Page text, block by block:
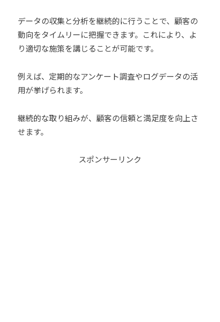
データの収集と分析を継続的に行うことで、顧客の
動向をタイムリーに把握できます。これにより、よ
り適切な施策を講じることが可能です。
例えば、定期的なアンケート調査やログデータの活
用が挙げられます。
継続的な取り組みが、顧客の信頼と満足度を向上さ
せます。
スポンサーリンク